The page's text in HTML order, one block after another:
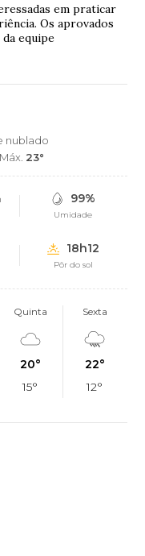
em praticar
Os aprovados
equipe
nublado
Máx. 23°
99%
Umidade
18h12
Pôr do sol
Quinta
20°
15°
Sexta
22°
12°